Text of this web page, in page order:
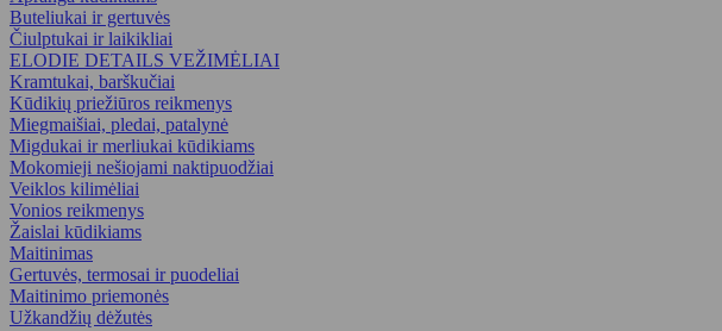
Buteliukai ir gertuvės
Čiulptukai ir laikikliai
ELODIE DETAILS VEŽIMĖLIAI
Kramtukai, barškučiai
Kūdikių priežiūros reikmenys
Miegmaišiai, pledai, patalynė
Migdukai ir merliukai kūdikiams
Mokomieji nešiojami naktipuodžiai
Veiklos kilimėliai
Vonios reikmenys
Žaislai kūdikiams
Maitinimas
Gertuvės, termosai ir puodeliai
Maitinimo priemonės
Užkandžių dėžutės